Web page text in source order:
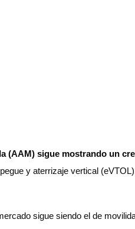
(AAM) sigue mostrando un
y aterrizaje vertical
sigue siendo el de